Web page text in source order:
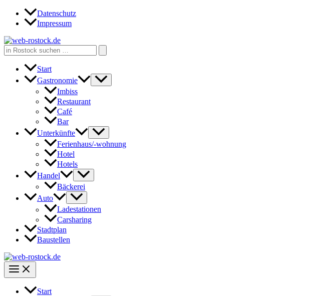
Zum
Inhalt
Datenschutz
Impressum
Search
for:
Start
Gastronomie
Imbiss
Restaurant
Café
Bar
Unterkünfte
Ferienhaus/-wohnung
Hotel
Hotels
Handel
Bäckerei
Auto
Ladestationen
Carsharing
Stadtplan
Baustellen
Start